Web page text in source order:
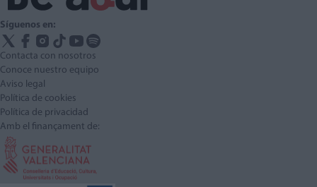
Síguenos en:
Contacta con nosotros
Conoce nuestro equipo
Aviso legal
Política de cookies
Política de privacidad
Amb el finançament de: